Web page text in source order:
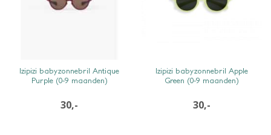
SNEL BEKIJKEN
Izipizi babyzonnebril Antique
Purple (0-9 maanden)
30,-
SNEL BEKIJKEN
Izipizi babyzonnebril Apple
Green (0-9 maanden)
30,-